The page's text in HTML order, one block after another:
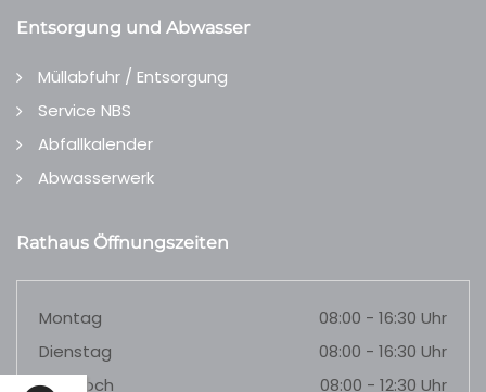
Entsorgung und Abwasser
Müllabfuhr / Entsorgung
Service NBS
Abfallkalender
Abwasserwerk
Rathaus Öffnungszeiten
Montag
08:00 - 16:30 Uhr
Dienstag
08:00 - 16:30 Uhr
Mittwoch
08:00 - 12:30 Uhr